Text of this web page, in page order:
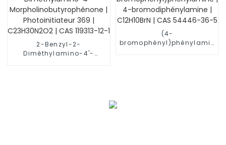
2-Benzyl-2-
Diméthylamino-4'-
(4-
bromophényl)phénylamine